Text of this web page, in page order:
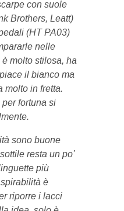
con suole
Brothers, Leatt)
(HT PA03)
nelle
molto stilosa, ha
il bianco ma
molto in fretta.
per fortuna si
sono buone
resta un po’
più
è
riporre i lacci